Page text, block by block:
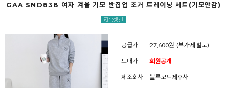
GAA SND838 여자 겨울 기모 반집업 조거 트레이닝 세트(기모안감)
공급가 27,600원 (부가세 별도)
도매가 회원공개
제조회사 블루모드제휴사